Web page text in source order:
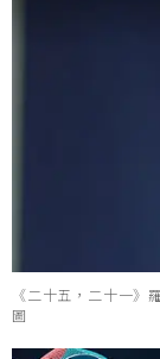
《二十五，二十一
圖